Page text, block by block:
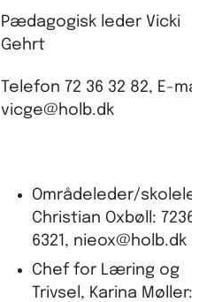
Pædagogisk leder Vicki
Gehrt
Telefon 72 36 32 82, E-
vicge@holb.dk
Områdeleder/
Christian Oxbøll: 7236
6321, nieox@holb.dk
Chef for Læring og
Trivsel, Karina Møller: